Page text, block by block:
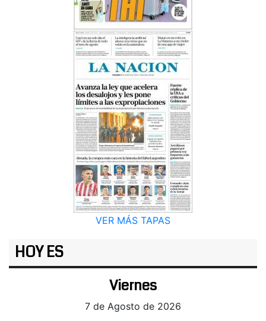
VER MÁS TAPAS
HOY ES
Viernes
7 de Agosto de 2026